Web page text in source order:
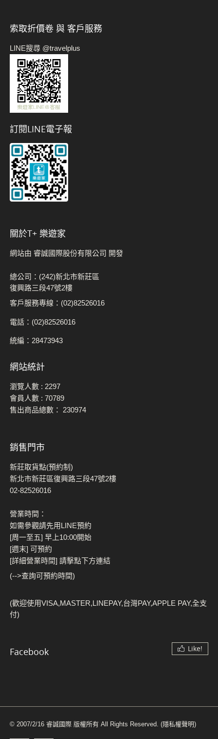
索取折價卷 與 客戶服務
LINE搜尋 @travelplus
訂閱LINE電子報
關於t+ 樂遊家
網站由 睿誠國際股份有限公司 開發
總公司：(242)新北市新莊區
復興路三段47號2樓
客戶服務專線：(02)82526016
電話：(02)82526016
統編：28473943
網站統計
瀏覽人數 : 2297
會員人數 : 70789
售出商品總數： 230974
銷售門市
新莊取貨點(預約制)
新北市新莊區復興路三段47號2樓
02-82526016
營業時間：
如需參觀請先用LINE預約
[周一至五] 早上10:00開始
[週末] 可預約
[詳細營業時間] 請擊點下方連結
(-->查詢可預約時間)
(歡迎使用VISA,MASTER,LINEPAY,台灣PAY,APPLE PAY,全支
付)
Facebook Like!
© 2007/2/16 睿誠國際 版權所有 All Rights Reserved. (隱私權聲明)